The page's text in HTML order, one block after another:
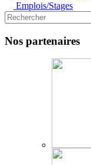
Emplois/Stages
Nos partenaires